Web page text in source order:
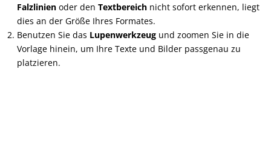
Falzlinien oder den Textbereich nicht sofort erkennen, liegt
dies an der Größe Ihres Formates.
Benutzen Sie das Lupenwerkzeug und zoomen Sie in die
Vorlage hinein, um Ihre Texte und Bilder passgenau zu
platzieren.